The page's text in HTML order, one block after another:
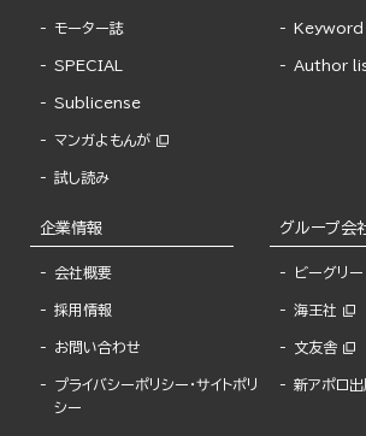
モーター誌
SPECIAL
Sublicense
マンガよもんが
試し読み
Author
企業情報
会社概要
採用情報
お問い合わせ
プライバシーポリシー・サイトポリ
シー
グループ会
ビーグリー
海王社
文友舎
新アポロ